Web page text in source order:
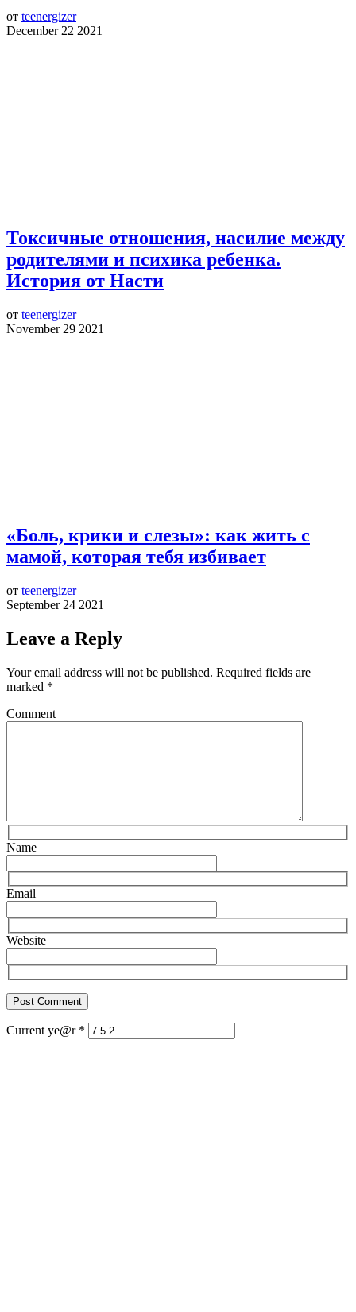
от teenergizer
December 22 2021
Токсичные отношения, насилие между
родителями и психика ребенка.
История от Насти
от teenergizer
November 29 2021
«Боль, крики и слезы»: как жить с
мамой, которая тебя избивает
от teenergizer
September 24 2021
Leave a Reply
Your email address will not be published. Required fields are
marked *
Comment
Name
Email
Website
Current ye@r *